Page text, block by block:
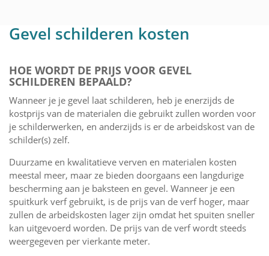
Gevel schilderen kosten
HOE WORDT DE PRIJS VOOR GEVEL
SCHILDEREN BEPAALD?
Wanneer je je gevel laat schilderen, heb je enerzijds de
kostprijs van de materialen die gebruikt zullen worden voor
je schilderwerken, en anderzijds is er de arbeidskost van de
schilder(s) zelf.
Duurzame en kwalitatieve verven en materialen kosten
meestal meer, maar ze bieden doorgaans een langdurige
bescherming aan je baksteen en gevel. Wanneer je een
spuitkurk verf gebruikt, is de prijs van de verf hoger, maar
zullen de arbeidskosten lager zijn omdat het spuiten sneller
kan uitgevoerd worden. De prijs van de verf wordt steeds
weergegeven per vierkante meter.